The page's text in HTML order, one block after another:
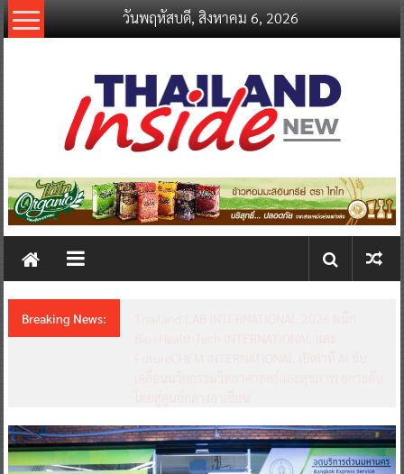
Skip
to
วันพฤหัสบดี, สิงหาคม 6, 2026
thailandinsidenew.com
Thailand
New
Breaking News: